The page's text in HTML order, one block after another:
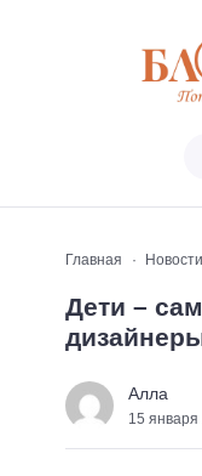
Главная
Дети –
Алла
15 января